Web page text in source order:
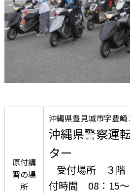
原付講
習の場
所
沖縄県豊見城市字豊崎
沖縄県警察運
ター
受付場所 ３階
付時間 08：15～